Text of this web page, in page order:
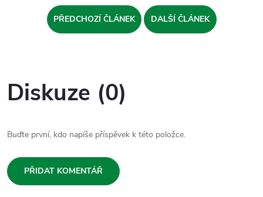
PŘEDCHOZÍ ČLÁNEK DALŠÍ ČLÁNEK
Diskuze (0)
Buďte první, kdo napíše příspěvek k této položce.
PŘIDAT KOMENTÁŘ